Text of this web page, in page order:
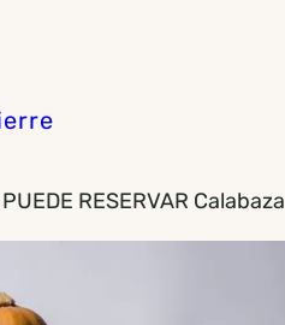
RESERVAR Calabaza